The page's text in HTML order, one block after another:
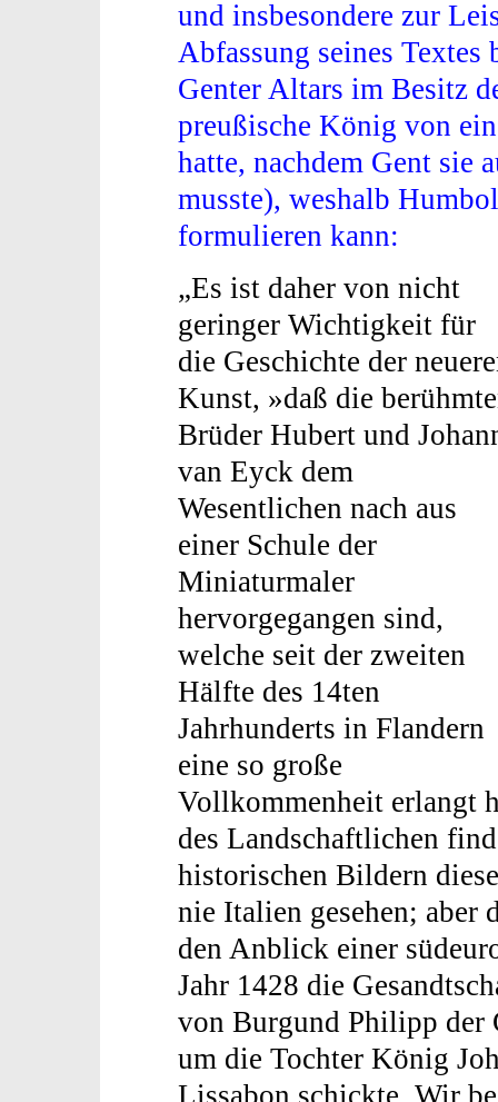
und insbesondere zur
Abfassung seines
Genter Altars im Besitz
preußische König von
hatte, nachdem Gent sie
musste), weshalb
formulieren kann:
„Es ist daher von nicht
geringer Wichtigkeit für
die Geschichte der
Kunst, »daß die
Brüder Hubert und
van Eyck dem
Wesentlichen nach aus
einer Schule der
Miniaturmaler
hervorgegangen sind,
welche seit der zweiten
Hälfte des 14ten
Jahrhunderts in Flandern
eine so große
Vollkommenheit erlangt
des Landschaftlichen
historischen Bildern
nie Italien gesehen; aber
den Anblick einer
Jahr 1428 die
von Burgund Philipp der
um die Tochter König
Lissabon schickte. Wir